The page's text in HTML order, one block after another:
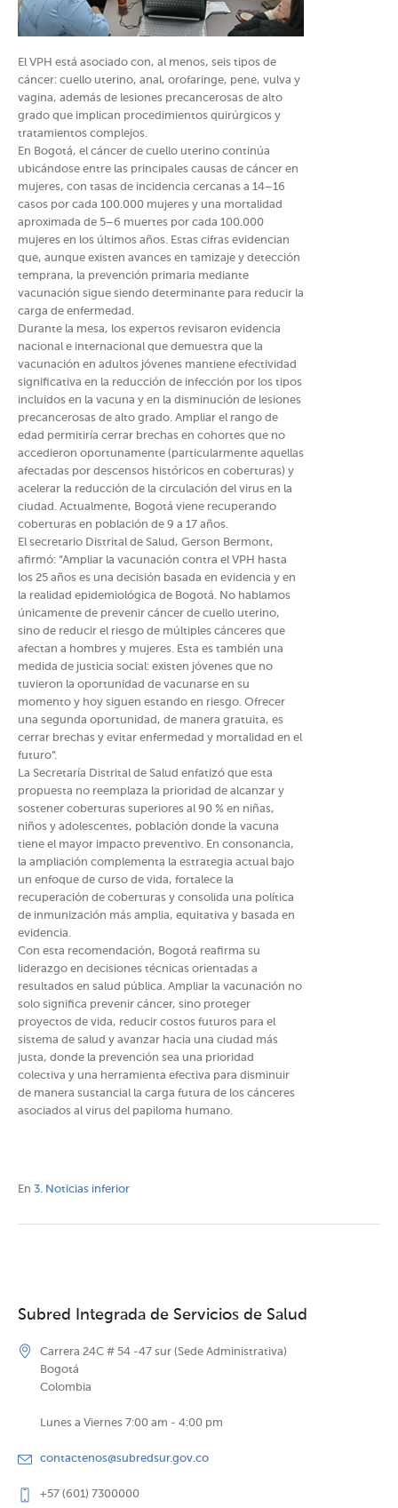
El VPH está asociado con, al menos, seis tipos de
cáncer: cuello uterino, anal, orofaringe, pene, vulva y
vagina, además de lesiones precancerosas de alto
grado que implican procedimientos quirúrgicos y
tratamientos complejos.
En Bogotá, el cáncer de cuello uterino continúa
ubicándose entre las principales causas de cáncer en
mujeres, con tasas de incidencia cercanas a 14–16
casos por cada 100.000 mujeres y una mortalidad
aproximada de 5–6 muertes por cada 100.000
mujeres en los últimos años. Estas cifras evidencian
que, aunque existen avances en tamizaje y detección
temprana, la prevención primaria mediante
vacunación sigue siendo determinante para reducir la
carga de enfermedad.
Durante la mesa, los expertos revisaron evidencia
nacional e internacional que demuestra que la
vacunación en adultos jóvenes mantiene efectividad
significativa en la reducción de infección por los tipos
incluidos en la vacuna y en la disminución de lesiones
precancerosas de alto grado. Ampliar el rango de
edad permitiría cerrar brechas en cohortes que no
accedieron oportunamente (particularmente aquellas
afectadas por descensos históricos en coberturas) y
acelerar la reducción de la circulación del virus en la
ciudad. Actualmente, Bogotá viene recuperando
coberturas en población de 9 a 17 años.
El secretario Distrital de Salud, Gerson Bermont,
afirmó: “Ampliar la vacunación contra el VPH hasta
los 25 años es una decisión basada en evidencia y en
la realidad epidemiológica de Bogotá. No hablamos
únicamente de prevenir cáncer de cuello uterino,
sino de reducir el riesgo de múltiples cánceres que
afectan a hombres y mujeres. Esta es también una
medida de justicia social: existen jóvenes que no
tuvieron la oportunidad de vacunarse en su
momento y hoy siguen estando en riesgo. Ofrecer
una segunda oportunidad, de manera gratuita, es
cerrar brechas y evitar enfermedad y mortalidad en el
futuro”.
La Secretaría Distrital de Salud enfatizó que esta
propuesta no reemplaza la prioridad de alcanzar y
sostener coberturas superiores al 90 % en niñas,
niños y adolescentes, población donde la vacuna
tiene el mayor impacto preventivo. En consonancia,
la ampliación complementa la estrategia actual bajo
un enfoque de curso de vida, fortalece la
recuperación de coberturas y consolida una política
de inmunización más amplia, equitativa y basada en
evidencia.
Con esta recomendación, Bogotá reafirma su
liderazgo en decisiones técnicas orientadas a
resultados en salud pública. Ampliar la vacunación no
solo significa prevenir cáncer, sino proteger
proyectos de vida, reducir costos futuros para el
sistema de salud y avanzar hacia una ciudad más
justa, donde la prevención sea una prioridad
colectiva y una herramienta efectiva para disminuir
de manera sustancial la carga futura de los cánceres
asociados al virus del papiloma humano.
En 3. Noticias inferior
Subred Integrada de Servicios de Salud
Carrera 24C # 54 -47 sur (Sede Administrativa)
Bogotá
Colombia
Lunes a Viernes 7:00 am - 4:00 pm
contactenos@subredsur.gov.co
+57 (601) 7300000